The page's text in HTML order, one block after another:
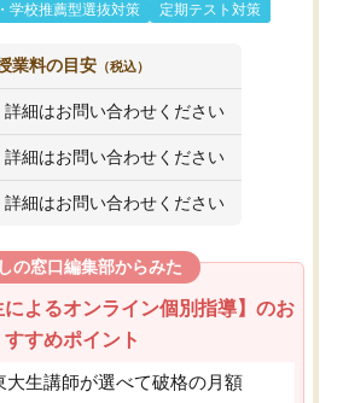
学校推薦型選抜対策
定期テスト対策
業料の目安 （税込）
詳細はお問い合わせください
詳細はお問い合わせください
詳細はお問い合わせください
の窓口編集部からみた
によるオンライン個別指導】のお
すすめポイント
大生講師が選べて破格の月額